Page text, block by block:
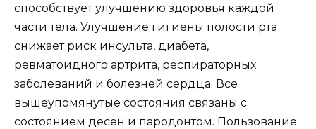
способствует улучшению здоровья каждой
части тела. Улучшение гигиены полости рта
снижает риск инсульта, диабета,
ревматоидного артрита, респираторных
заболеваний и болезней сердца. Все
вышеупомянутые состояния связаны с
состоянием десен и пародонтом. Пользование